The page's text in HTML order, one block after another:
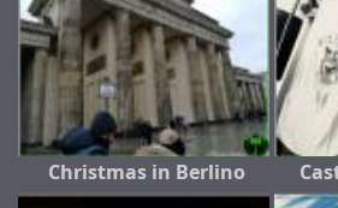
Christmas in Berlino